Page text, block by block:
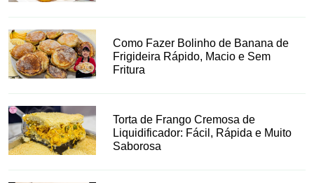
Como Fazer Bolinho de Banana de
Frigideira Rápido, Macio e Sem
Fritura
Torta de Frango Cremosa de
Liquidificador: Fácil, Rápida e Muito
Saborosa